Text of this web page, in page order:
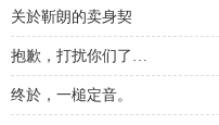
关於靳朗的卖身契
抱歉，打扰你们了…
终於，一槌定音。